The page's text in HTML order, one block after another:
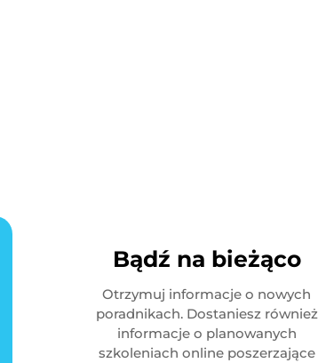
Bądź na bieżąco
Otrzymuj informacje o nowych
poradnikach. Dostaniesz również
informacje o planowanych
szkoleniach online poszerzające